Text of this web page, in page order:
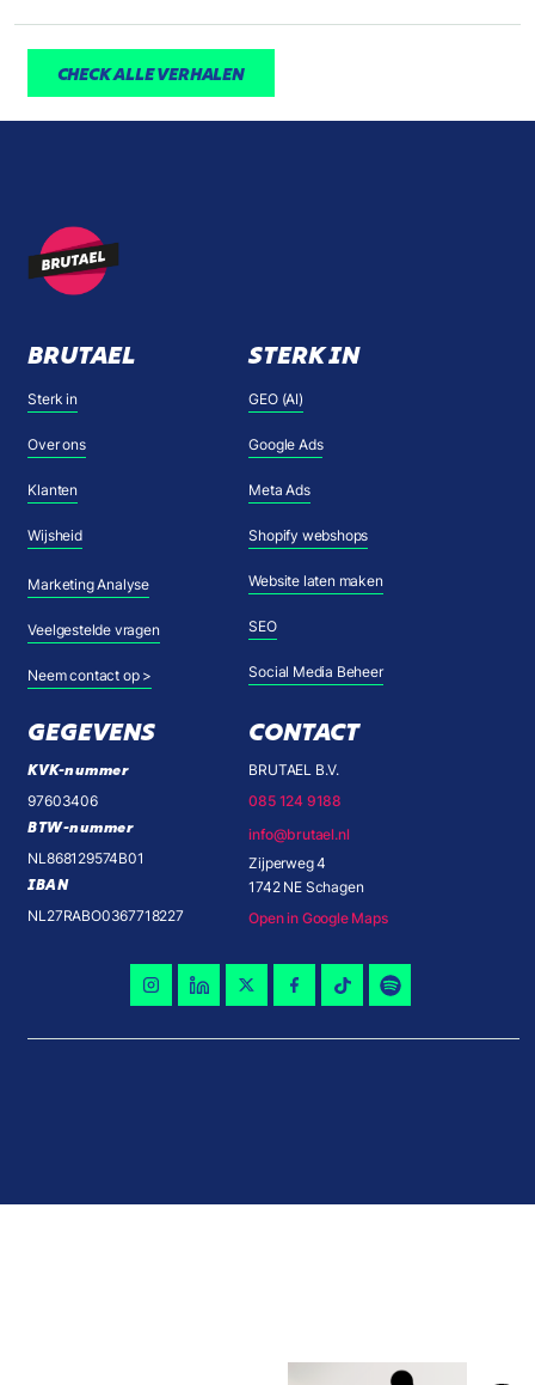
CHECK ALLE VERHALEN
BRUTAEL
Sterk in
Over ons
Klanten
Wijsheid
Marketing Analyse
Veelgestelde vragen
Neem contact op >
STERK IN
GEO (AI)
Google Ads
Meta Ads
Shopify webshops
Website laten maken
SEO
Social Media Beheer
GEGEVENS
KVK-nummer
97603406
BTW-nummer
NL868129574B01
IBAN
NL27RABO0367718227
CONTACT
BRUTAEL B.V.
085 124 9188
info@brutael.nl
Zijperweg 4
1742 NE Schagen
Open in Google Maps